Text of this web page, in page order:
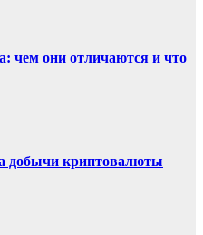
чем они отличаются и что
добычи криптовалюты